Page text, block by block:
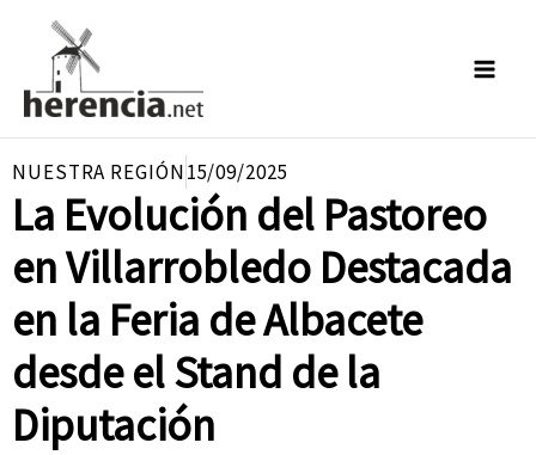
contenido
NUESTRA REGIÓN15/09/2025
La Evolución del Pastoreo
en Villarrobledo Destacada
en la Feria de Albacete
desde el Stand de la
Diputación